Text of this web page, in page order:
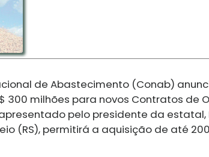
de Abastecimento (Conab)
300 milhões para novos Contratos de
apresentado pelo presidente da
(RS), permitirá a aquisição de até